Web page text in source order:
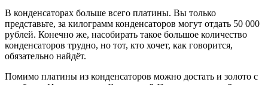
В конденсаторах больше всего платины. Вы только
представьте, за килограмм конденсаторов могут отдать 50 000
рублей. Конечно же, насобирать такое большое количество
конденсаторов трудно, но тот, кто хочет, как говорится,
обязательно найдёт.
Помимо платины из конденсаторов можно достать и золото с